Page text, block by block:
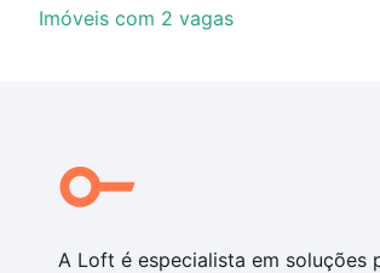
Imóveis com 2 vagas
A Loft é especialista em soluções